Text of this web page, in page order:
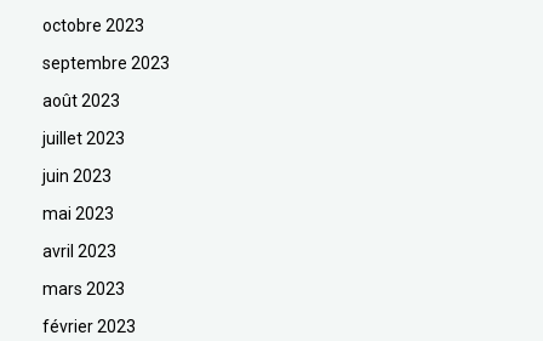
octobre 2023
septembre 2023
août 2023
juillet 2023
juin 2023
mai 2023
avril 2023
mars 2023
février 2023